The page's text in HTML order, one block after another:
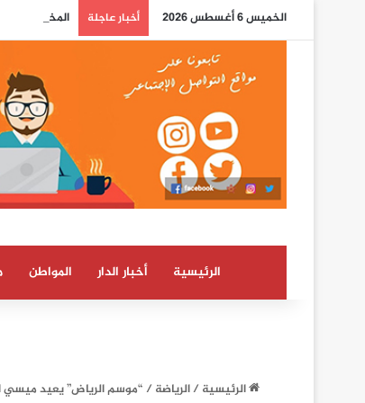
الخميس 6 أغسطس 2026 أخبار عاجلة المختبر
الرئيسية أخبار الدار المواطن
الرئيسية/الرياضة/ “موسم الرياض” يعيد ميسي